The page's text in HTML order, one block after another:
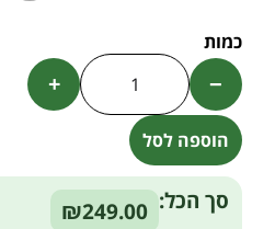
−
+
הוספה לסל
Alternative:
סך הכל: ₪249.00